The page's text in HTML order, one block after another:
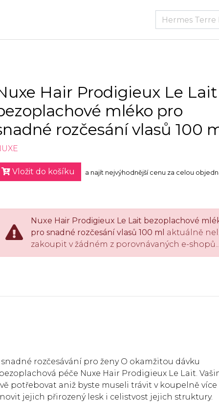
Hair Prodigieux Le Lait
mléko pro
rozčesání vlasů 100
Vložit do košíku a najít nejvýhodnější cenu za celou
Nuxe Hair Prodigieux Le Lait bezoplachové
pro snadné rozčesání vlasů 100 ml aktuálně
zakoupit v žádném z porovnávaných e-shopů...
rozčesávání pro ženy O okamžitou dávku
péče Nuxe Hair Prodigieux Le Lait.
potřebovat aniž byste museli trávit v koupelně více
jejich přirozený lesk i celistvost jejich struktury.